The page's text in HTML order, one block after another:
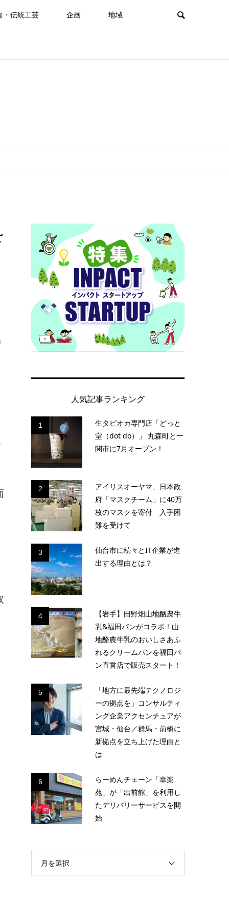
・伝統工芸 企画 地域
人気記事ランキング
1
生タピオカ専門店「どっと
堂（dot do）」 丸森町と一
関市に7月オープン！
2
アイリスオーヤマ、日本政
府「マスクチーム」に40万
枚のマスクを寄付 入手困
難を受けて
3
仙台市に続々とIT企業が進
出する理由とは？
4
【岩手】田野畑山地酪農牛
乳&福田パンがコラボ！山
地酪農牛乳のおいしさあふ
れるクリームパンを福田パ
ン直営店で販売スタート！
5
「地方に最先端テクノロジ
ーの拠点を」コンサルティ
ング企業アクセンチュアが
宮城・仙台／群馬・前橋に
新拠点を立ち上げた理由と
は
6
らーめんチェーン「幸楽
苑」が「出前館」を利用し
たデリバリーサービスを開
始
月を選択